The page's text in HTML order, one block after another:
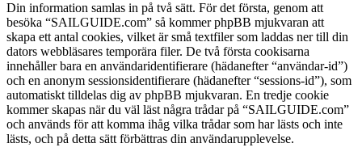
Din information samlas in på två sätt. För det första, genom att
besöka “SAILGUIDE.com” så kommer phpBB mjukvaran att
skapa ett antal cookies, vilket är små textfiler som laddas ner till din
dators webbläsares temporära filer. De två första cookisarna
innehåller bara en användaridentifierare (hädanefter “användar-id”)
och en anonym sessionsidentifierare (hädanefter “sessions-id”), som
automatiskt tilldelas dig av phpBB mjukvaran. En tredje cookie
kommer skapas när du väl läst några trådar på “SAILGUIDE.com”
och används för att komma ihåg vilka trådar som har lästs och inte
lästs, och på detta sätt förbättras din användarupplevelse.